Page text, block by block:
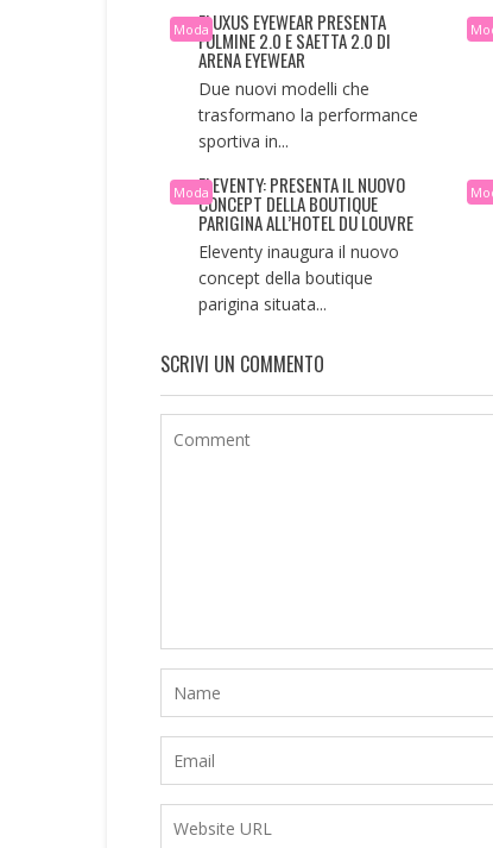
ModaFLUXUS EYEWEAR PRESENTA
FULMINE 2.0 E SAETTA 2.0 DI
ARENA EYEWEAR
Due nuovi modelli che
trasformano la performance
sportiva in...
ModaELEVENTY: PRESENTA IL NUOVO
CONCEPT DELLA BOUTIQUE
PARIGINA ALL’HOTEL DU LOUVRE
Eleventy inaugura il nuovo
concept della boutique
parigina situata...
SCRIVI UN COMMENTO